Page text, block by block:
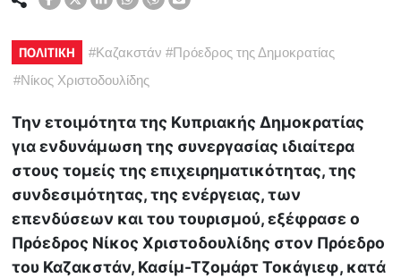
ΠΟΛΙΤΙΚΗ #Καζακστάν #Πρόεδρος της Δημοκρατίας
#Νίκος Χριστοδουλίδης
Την ετοιμότητα της Κυπριακής Δημοκρατίας
για ενδυνάμωση της συνεργασίας ιδιαίτερα
στους τομείς της επιχειρηματικότητας, της
συνδεσιμότητας, της ενέργειας, των
επενδύσεων και του τουρισμού, εξέφρασε ο
Πρόεδρος Νίκος Χριστοδουλίδης στον Πρόεδρο
του Καζακστάν, Κασίμ-Τζομάρτ Τοκάγιεφ, κατά